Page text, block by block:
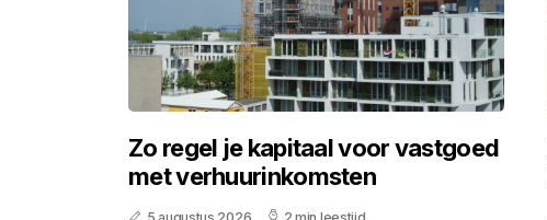
Zo regel je kapitaal voor vastgoed
met verhuurinkomsten